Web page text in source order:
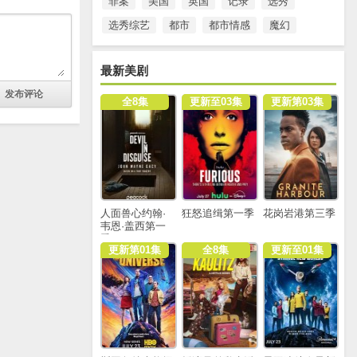
选秀综艺
都市 都市情感 魔幻
最新美剧
全8集
人面兽心约翰·
韦恩·盖西第一
季
更新至03集
狂怒追缉第一季
更新第03集
花岗岩港第三季
更新第01集 全8集 更新至01集